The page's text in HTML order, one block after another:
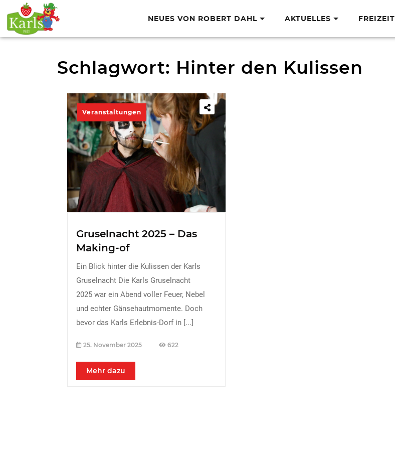
NEUES VON ROBERT DAHL AKTUELLES FREIZEIT
Schlagwort: Hinter den Kulissen
Veranstaltungen
Gruselnacht 2025 – Das
Making-of
Ein Blick hinter die Kulissen der Karls
Gruselnacht Die Karls Gruselnacht
2025 war ein Abend voller Feuer, Nebel
und echter Gänsehautmomente. Doch
bevor das Karls Erlebnis-Dorf in [...]
25. November 2025 622
Mehr dazu